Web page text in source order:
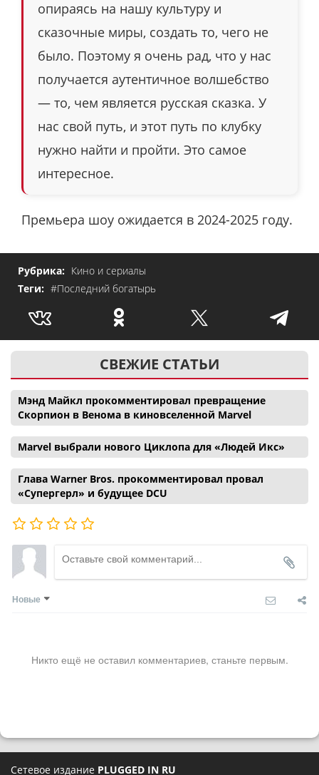
опираясь на нашу культуру и
сказочные миры, создать то, чего не
было. Поэтому я очень рад, что у нас
получается аутентичное волшебство
— то, чем является русская сказка. У
нас свой путь, и этот путь по клубку
нужно найти и пройти. Это самое
интересное.
Премьера шоу ожидается в 2024-2025 году.
Рубрика: Кино и сериалы
Теги: #Последний богатырь
СВЕЖИЕ СТАТЬИ
Мэнд Майкл прокомментировал превращение
Скорпион в Венома в киновселенной Marvel
Marvel выбрали нового Циклопа для «Людей Икс»
Глава Warner Bros. прокомментировал провал
«Супергерл» и будущее DCU
Новые
Никто ещё не оставил комментариев, станьте первым.
Сетевое издание PLUGGED IN RU